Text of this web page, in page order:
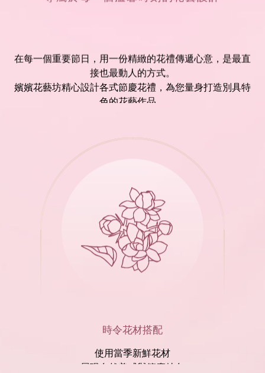
在每一個重要節日，用一份精緻的花禮傳遞心意，是最直
接也最動人的方式。
嬪嬪花藝坊精心設計各式節慶花禮，為您量身打造別具特
色的花藝作品。
時令花材搭配
使用當季新鮮花材
展現自然美感與節慶特色